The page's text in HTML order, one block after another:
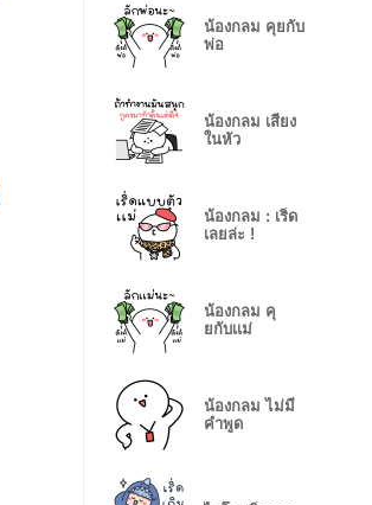
น้องกลม คุยกับ
พ่อ
น้องกลม เสียง
ในหัว
น้องกลม : เริ่ด
เลยล่ะ !
น้องกลม คุ
ยกับเเม่
น้องกลม ไม่มี
คำพูด